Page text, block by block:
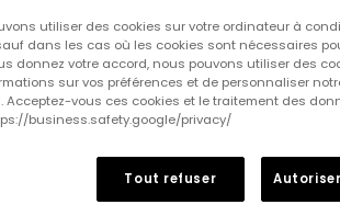
utiliser des cookies sur votre ordinateur à
dans les cas où les cookies sont nécessaires
donnez votre accord, nous pouvons utiliser des
sur vos préférences et de personnaliser
vous ces cookies et le traitement des
business.safety.google/privacy/
Tout refuser